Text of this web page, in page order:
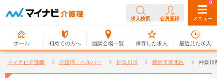
求人検索 会員登録 メニュー
ホーム 初めての方へ 面談会場一覧
0
保存した求人
0
最近見た求人
マイナビ介護職 介護職・ヘルパー 神奈川県 横浜市港北区 神奈川